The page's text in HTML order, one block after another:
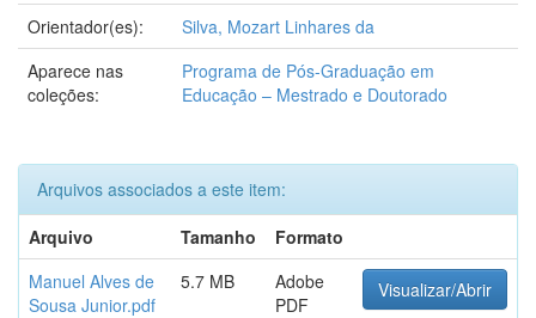
Orientador(es):
Silva, Mozart Linhares da
Aparece nas
coleções:
Programa de Pós-Graduação em
Educação – Mestrado e Doutorado
Arquivos associados a este item:
Arquivo
Tamanho
Formato
Manuel Alves de
Sousa Junior.pdf
5.7 MB
Adobe
PDF
Visualizar/Abrir